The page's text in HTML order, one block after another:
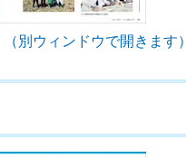
別ウィンドウで開きます）